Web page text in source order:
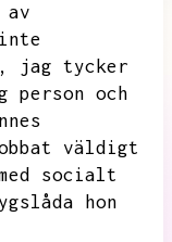
av
jag tycker
person och
väldigt
socialt
hon